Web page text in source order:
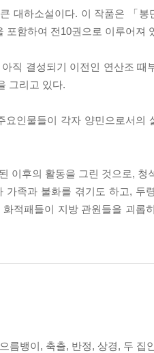
대하소설이다. 이 작품은 「
포함하여 전10권으로 이루어져
직 결성되기 이전인 연산조 때
그리고 있다.
인물들이 각자 양민으로서의
이후의 활동을 그린 것으로,
족과 불화를 겪기도 하고, 두
적패들이 지방 관원들을 괴롭
름뱅이, 축출, 반정, 상경, 두 집